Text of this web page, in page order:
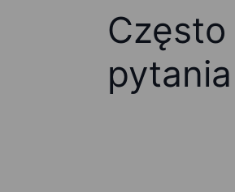
pytania